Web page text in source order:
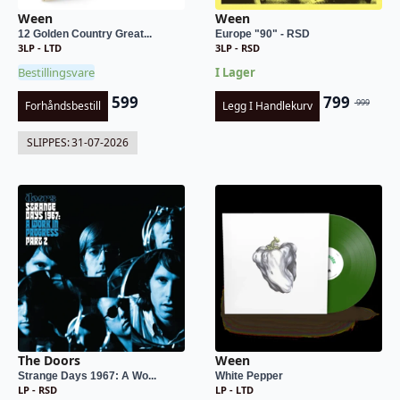
Ween
12 Golden Country Great...
3LP - LTD
Bestillingsvare
Forhåndsbestill 599
SLIPPES:31-07-2026
Ween
Europe "90" - RSD
3LP - RSD
I Lager
Legg I Handlekurv 999
pris
799
pris
The Doors
Strange Days 1967: A Wo...
LP - RSD
Ween
White Pepper
LP - LTD